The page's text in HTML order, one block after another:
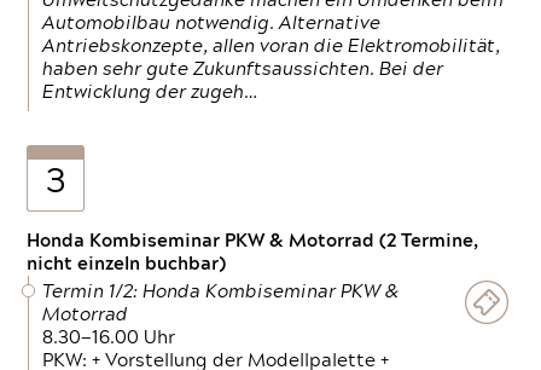
Automobilbau notwendig. Alternative
Antriebskonzepte, allen voran die Elektromobilität,
haben sehr gute Zukunftsaussichten. Bei der
Entwicklung der zugeh…
3
Honda Kombiseminar PKW & Motorrad (2 Termine,
nicht einzeln buchbar)
Termin 1/2: Honda Kombiseminar PKW &
Motorrad
8.30—16.00 Uhr
PKW: + Vorstellung der Modellpalette +